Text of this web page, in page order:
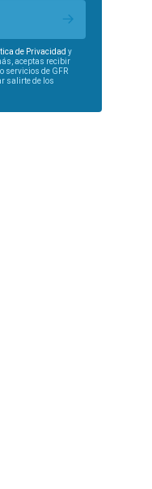
de Privacidad y
aceptas recibir
servicios de GFR
salirte de los